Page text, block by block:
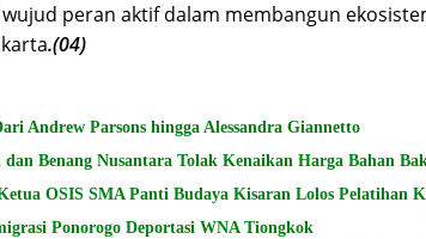
peran aktif dalam membangun
.(04)
Andrew Parsons hingga Alessandra Giannetto
dan Benang Nusantara Tolak Kenaikan Harga Bahan
OSIS SMA Panti Budaya Kisaran Lolos Pelatihan
Ponorogo Deportasi WNA Tiongkok